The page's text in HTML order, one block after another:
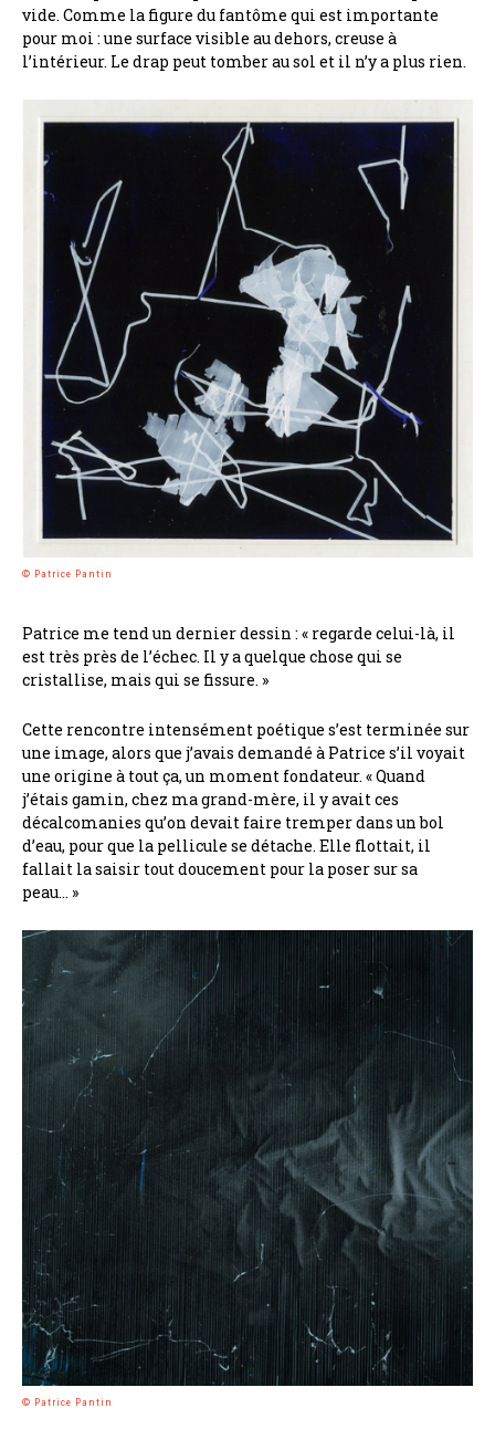
vide. Comme la figure du fantôme qui est importante
pour moi : une surface visible au dehors, creuse à
l’intérieur. Le drap peut tomber au sol et il n’y a plus rien.
© Patrice Pantin
Patrice me tend un dernier dessin : « regarde celui-là, il
est très près de l’échec. Il y a quelque chose qui se
cristallise, mais qui se fissure. »
Cette rencontre intensément poétique s’est terminée sur
une image, alors que j’avais demandé à Patrice s’il voyait
une origine à tout ça, un moment fondateur. « Quand
j’étais gamin, chez ma grand-mère, il y avait ces
décalcomanies qu’on devait faire tremper dans un bol
d’eau, pour que la pellicule se détache. Elle flottait, il
fallait la saisir tout doucement pour la poser sur sa
peau… »
© Patrice Pantin